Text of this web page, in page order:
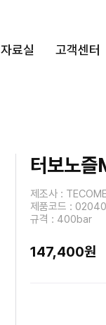
자료실 고객센터
터보노
제조사 :
제품코드 :
규격 : 400bar
147,400원